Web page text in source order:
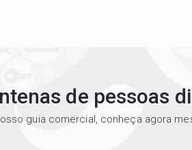
de pessoas
guia comercial, conheça agora